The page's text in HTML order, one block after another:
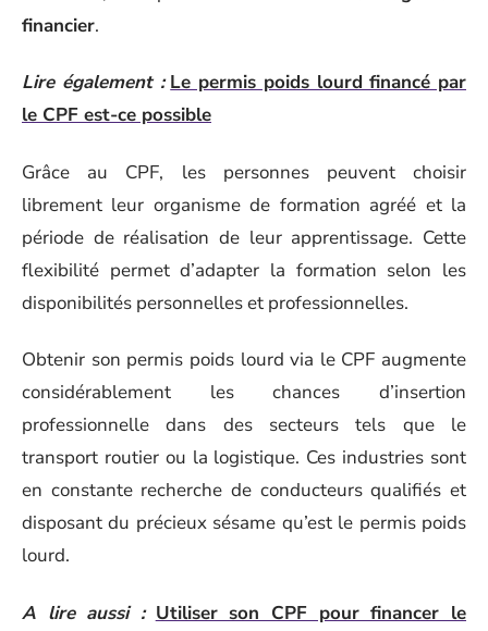
financier.
Lire également : Le permis poids lourd financé par
le CPF est-ce possible
Grâce au CPF, les personnes peuvent choisir
librement leur organisme de formation agréé et la
période de réalisation de leur apprentissage. Cette
flexibilité permet d’adapter la formation selon les
disponibilités personnelles et professionnelles.
Obtenir son permis poids lourd via le CPF augmente
considérablement les chances d’insertion
professionnelle dans des secteurs tels que le
transport routier ou la logistique. Ces industries sont
en constante recherche de conducteurs qualifiés et
disposant du précieux sésame qu’est le permis poids
lourd.
A lire aussi : Utiliser son CPF pour financer le